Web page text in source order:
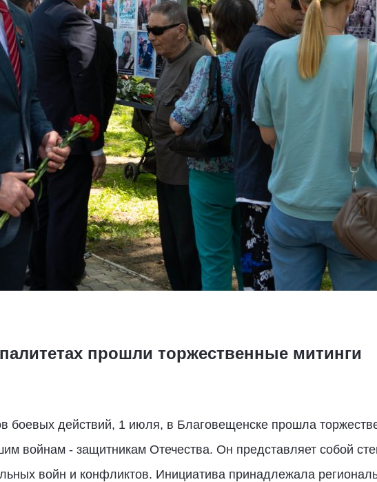
прошли торжественные митинги
боевых действий, 1 июля, в Благовещенске прошла
войнам - защитникам Отечества. Он представляет собой
войн и конфликтов. Инициатива принадлежала